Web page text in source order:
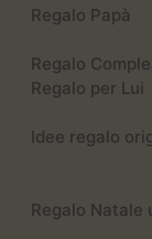
Regalo Papà
Regalo
Regalo per Lui
Idee regalo
Regalo Natale